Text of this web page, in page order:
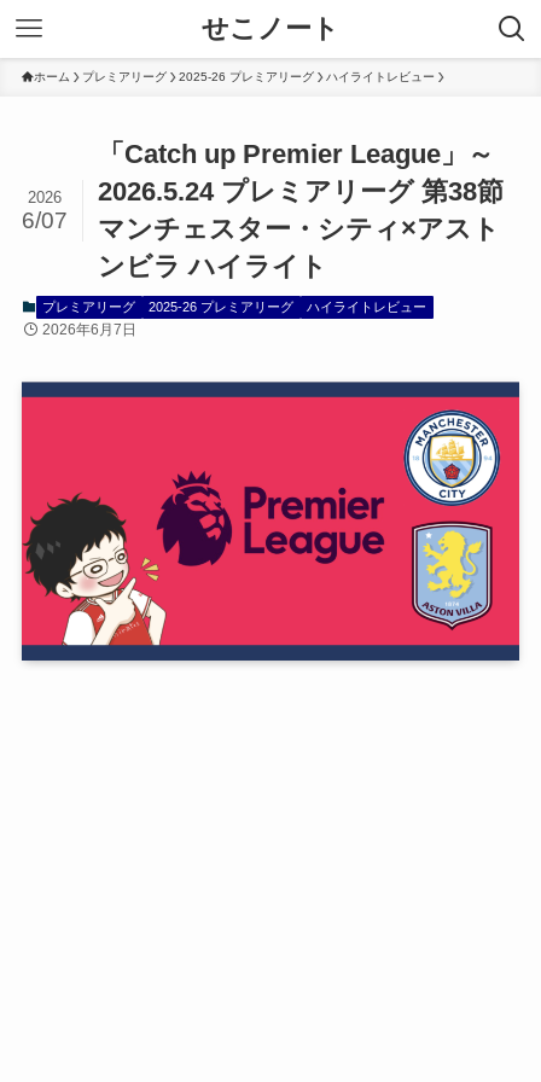
せこノート
ホーム プレミアリーグ 2025-26 プレミアリーグ ハイライトレビュー
「Catch up Premier League」～
2026.5.24 プレミアリーグ 第38節
マンチェスター・シティ×アスト
ンビラ ハイライト
2026
6/07
プレミアリーグ 2025-26 プレミアリーグ ハイライトレビュー
2026年6月7日